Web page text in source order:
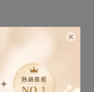
光澤的人日常使